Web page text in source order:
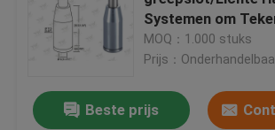
Systemen om
schorten
MOQ：1.000 stuks
Prijs：
Beste prijs